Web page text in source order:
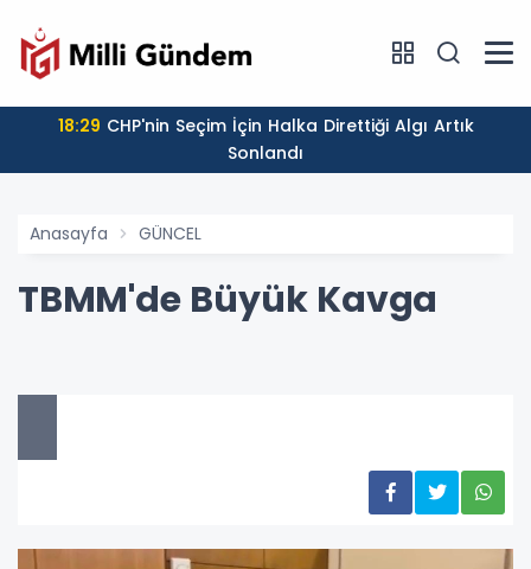
18:29
Sonlandı
Anasayfa GÜNCEL
TBMM'de Büyük Kavga